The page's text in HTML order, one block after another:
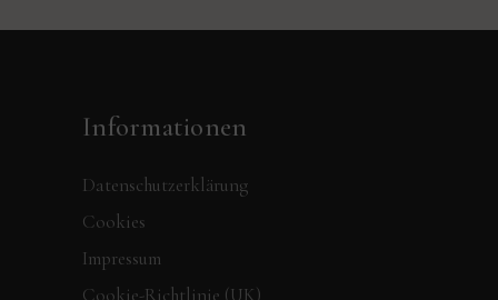
Informationen
Datenschutzerklärung
Cookies
Impressum
Cookie-Richtlinie (UK)